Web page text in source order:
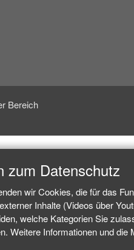
Bereich
zum Datenschutz
wir Cookies, die für das
Inhalte (Videos über
welche Kategorien Sie
Weitere Informationen und